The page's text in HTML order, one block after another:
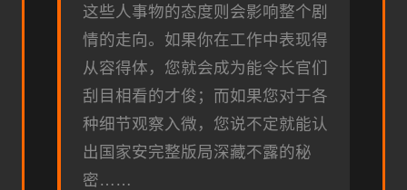
这些人事物的态度则会影响整个剧
情的走向。如果你在工作中表现得
从容得体，您就会成为能令长官们
刮目相看的才俊；而如果您对于各
种细节观察入微，您说不定就能认
出国家安完整版局深藏不露的秘
密……